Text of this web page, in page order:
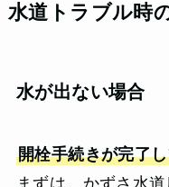
水道トラブル時
水が出ない場合
開栓手続きが完了